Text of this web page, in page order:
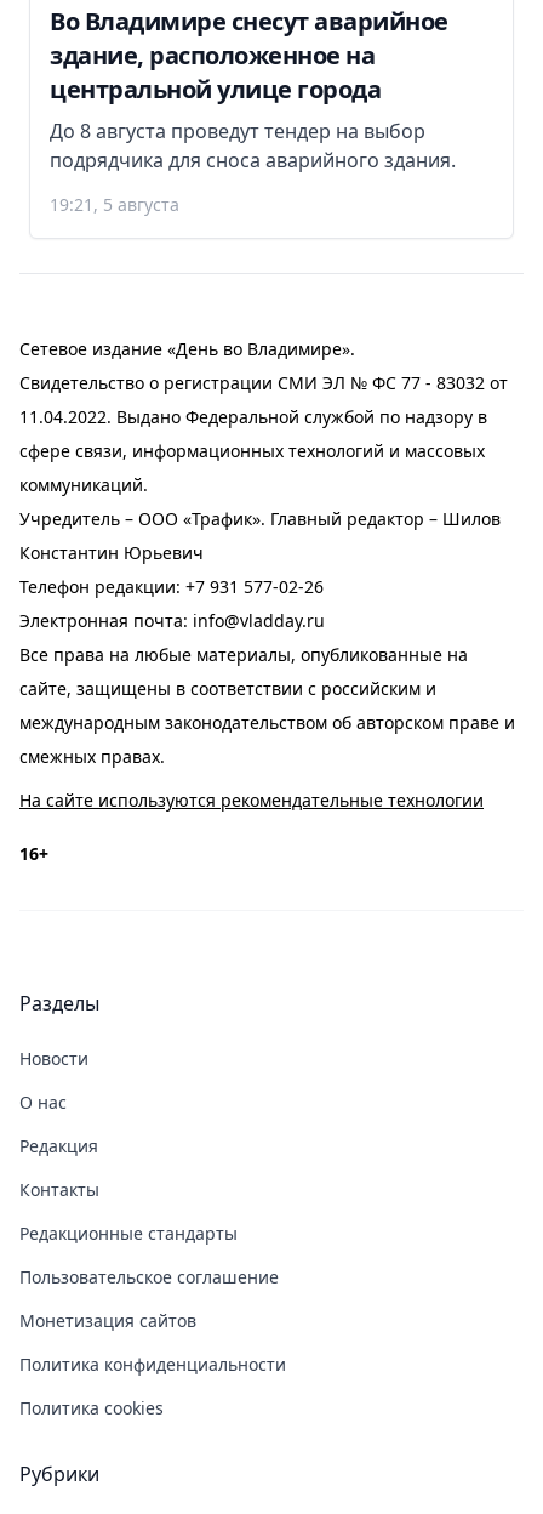
Во Владимире снесут аварийное
здание, расположенное на
центральной улице города
До 8 августа проведут тендер на выбор
подрядчика для сноса аварийного здания.
19:21, 5 августа
Сетевое издание «День во Владимире».
Свидетельство о регистрации СМИ ЭЛ № ФС 77 - 83032 от
11.04.2022. Выдано Федеральной службой по надзору в
сфере связи, информационных технологий и массовых
коммуникаций.
Учредитель – ООО «Трафик». Главный редактор – Шилов
Константин Юрьевич
Телефон редакции: +7 931 577-02-26
Электронная почта: info@vladday.ru
Все права на любые материалы, опубликованные на
сайте, защищены в соответствии с российским и
международным законодательством об авторском праве и
смежных правах.
На сайте используются рекомендательные технологии
16+
Разделы
Новости
О нас
Редакция
Контакты
Редакционные стандарты
Пользовательское соглашение
Монетизация сайтов
Политика конфиденциальности
Политика cookies
Рубрики